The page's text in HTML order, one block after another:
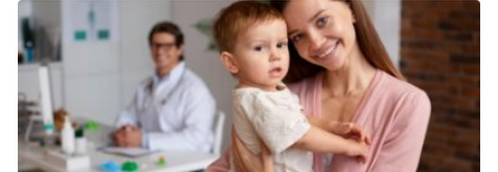
Gastroesophageal Reflux Disease, Constipation, and
Diarrhea.
Gastroenterol Clin North Am. 2016 Jun;45(2):267-
83. doi: 10.1016/j.gtc.2016.02.005. PMID: 27261898.
Illamola S. M, Amaeze O. U, et al. Use of herbal medicine by
pregnant woman: what physicians need to know.Frontiers
in Pharmacology. Enero 2020.